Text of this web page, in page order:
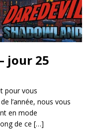
jour 25
pour vous
l’année, nous vous
en mode
de ce […]